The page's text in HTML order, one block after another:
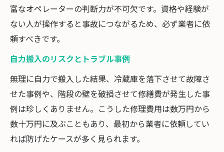
富なオペレーターの判断力が不可欠です。資格や経験が
ない人が操作すると事故につながるため、必ず業者に依
頼すべきです。
自力搬入のリスクとトラブル事例
無理に自力で搬入した結果、冷蔵庫を落下させて故障さ
せた事例や、階段の壁を破損させて修繕費が発生した事
例は珍しくありません。こうした修理費用は数万円から
数十万円に及ぶこともあり、最初から業者に依頼してい
れば防げたケースが多く見られます。